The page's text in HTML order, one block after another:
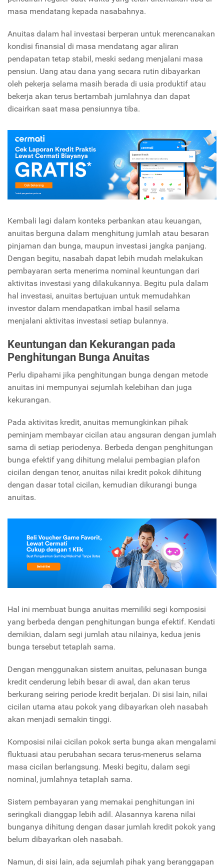
masa mendatang kepada nasabahnya.
Anuitas dalam hal investasi berperan untuk merencanakan
kondisi finansial di masa mendatang agar aliran
pendapatan tetap stabil, meski sedang menjalani masa
pensiun. Uang atau dana yang secara rutin dibayarkan
oleh pekerja selama masih berada di usia produktif atau
bekerja akan terus bertambah jumlahnya dan dapat
dicairkan saat masa pensiunnya tiba.
Kembali lagi dalam konteks perbankan atau keuangan,
anuitas berguna dalam menghitung jumlah atau besaran
pinjaman dan bunga, maupun investasi jangka panjang.
Dengan begitu, nasabah dapat lebih mudah melakukan
pembayaran serta menerima nominal keuntungan dari
aktivitas investasi yang dilakukannya. Begitu pula dalam
hal investasi, anuitas bertujuan untuk memudahkan
investor dalam mendapatkan imbal hasil selama
menjalani aktivitas investasi setiap bulannya.
Keuntungan dan Kekurangan pada
Penghitungan Bunga Anuitas
Perlu dipahami jika penghitungan bunga dengan metode
anuitas ini mempunyai sejumlah kelebihan dan juga
kekurangan.
Pada aktivitas kredit, anuitas memungkinkan pihak
peminjam membayar cicilan atau angsuran dengan jumlah
sama di setiap periodenya. Berbeda dengan penghitungan
bunga efektif yang dihitung melalui pembagian plafon
cicilan dengan tenor, anuitas nilai kredit pokok dihitung
dengan dasar total cicilan, kemudian dikurangi bunga
anuitas.
Hal ini membuat bunga anuitas memiliki segi komposisi
yang berbeda dengan penghitungan bunga efektif. Kendati
demikian, dalam segi jumlah atau nilainya, kedua jenis
bunga tersebut tetaplah sama.
Dengan menggunakan sistem anuitas, pelunasan bunga
kredit cenderung lebih besar di awal, dan akan terus
berkurang seiring periode kredit berjalan. Di sisi lain, nilai
cicilan utama atau pokok yang dibayarkan oleh nasabah
akan menjadi semakin tinggi.
Komposisi nilai cicilan pokok serta bunga akan mengalami
fluktuasi atau perubahan secara terus-menerus selama
masa cicilan berlangsung. Meski begitu, dalam segi
nominal, jumlahnya tetaplah sama.
Sistem pembayaran yang memakai penghitungan ini
seringkali dianggap lebih adil. Alasannya karena nilai
bunganya dihitung dengan dasar jumlah kredit pokok yang
belum dibayarkan oleh nasabah.
Namun, di sisi lain, ada sejumlah pihak yang beranggapan